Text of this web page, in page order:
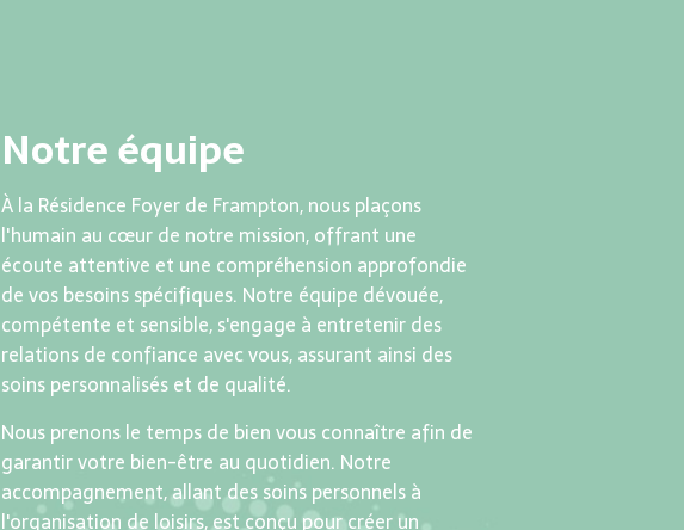
Notre équipe
À la Résidence Foyer de Frampton, nous plaçons
l'humain au cœur de notre mission, offrant une
écoute attentive et une compréhension approfondie
de vos besoins spécifiques. Notre équipe dévouée,
compétente et sensible, s'engage à entretenir des
relations de confiance avec vous, assurant ainsi des
soins personnalisés et de qualité.
Nous prenons le temps de bien vous connaître afin de
garantir votre bien-être au quotidien. Notre
accompagnement, allant des soins personnels à
l'organisation de loisirs, est conçu pour créer un